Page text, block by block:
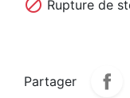
 Rupture de
Partager